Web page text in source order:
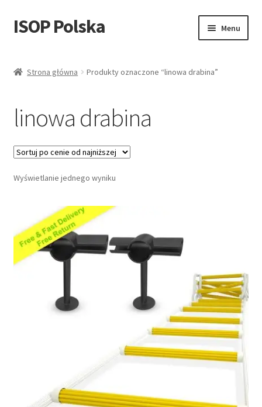
Przejdź
do
Przejdź
do
ISOP Polska Menu
Zestawy ratunkowe i survivalowe
Sprzedaż hurtowa
Blog
Skontaktuj się z nami
Strona główna Produkty oznaczone “linowa drabina”
linowa drabina
Wyświetlanie jednego wyniku